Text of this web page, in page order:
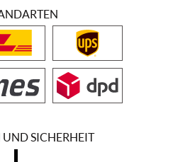
SICHERHEIT